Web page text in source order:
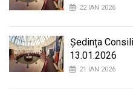
22 IAN 2026
Ședința
13.01.2026
21 IAN 2026